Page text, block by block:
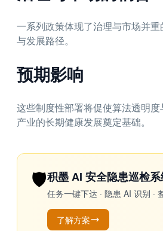
一系列政策体现了治理与市场并
与发展路径。
预期影响
这些制度性部署将促使算法透明
产业的长期健康发展奠定基础。
🛡️积墨 AI 安全隐患巡检
任务一键下达 · 隐患 AI 识别 ·
了解方案